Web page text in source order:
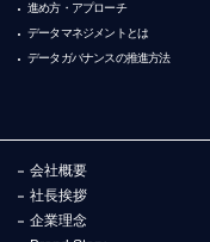
進め方・アプローチ
データマネジメントとは
データガバナンスの推進方法
会社概要
社長挨拶
企業理念